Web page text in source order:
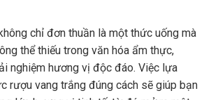
chỉ đơn thuần là một thức uống mà
thể thiếu trong văn hóa ẩm thực,
nghiệm hương vị độc đáo. Việc lựa
rượu vang trắng đúng cách sẽ giúp bạn